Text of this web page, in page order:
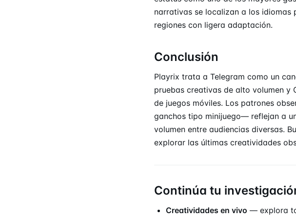
narrativas se localizan a los idiomas
regiones con ligera adaptación.
Conclusión
Playrix trata a Telegram como un
pruebas creativas de alto volumen y
de juegos móviles. Los patrones
ganchos tipo minijuego— reflejan a
volumen entre audiencias diversas.
explorar las últimas creatividades
Continúa tu
Creatividades en vivo — explora